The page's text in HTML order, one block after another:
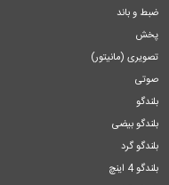
ضبط و باند
پخش
تصویری (مانیتور)
صوتی
بلندگو
بلندگو بیضی
بلندگو گرد
بلندگو 4 اینچ